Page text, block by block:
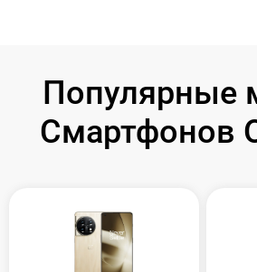
Популярные
Смартфонов